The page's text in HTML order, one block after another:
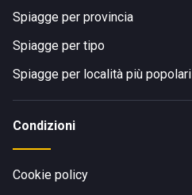
Spiagge per provincia
Spiagge per tipo
Spiagge per località più popolari
Condizioni
Cookie policy